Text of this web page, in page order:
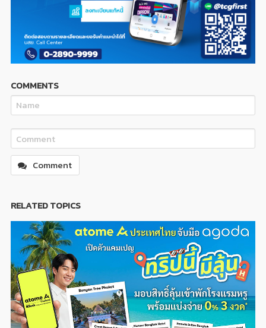
COMMENTS
Comment
RELATED TOPICS